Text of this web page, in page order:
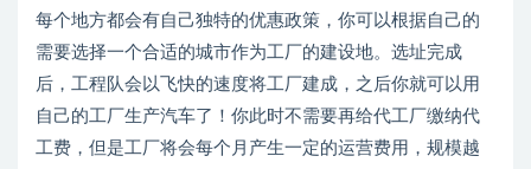
每个地方都会有自己独特的优惠政策，你可以根据自己的
需要选择一个合适的城市作为工厂的建设地。选址完成
后，工程队会以飞快的速度将工厂建成，之后你就可以用
自己的工厂生产汽车了！你此时不需要再给代工厂缴纳代
工费，但是工厂将会每个月产生一定的运营费用，规模越